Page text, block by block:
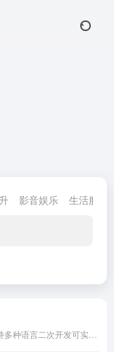
影音娱乐 生活服务